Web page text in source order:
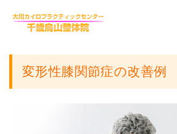
変形性膝関節症の改善例